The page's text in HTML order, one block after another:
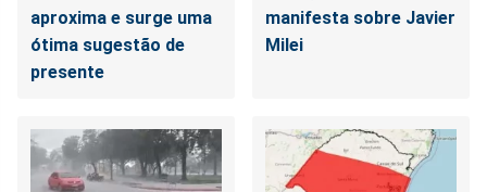
aproxima e surge uma
ótima sugestão de
presente
manifesta sobre Javier
Milei